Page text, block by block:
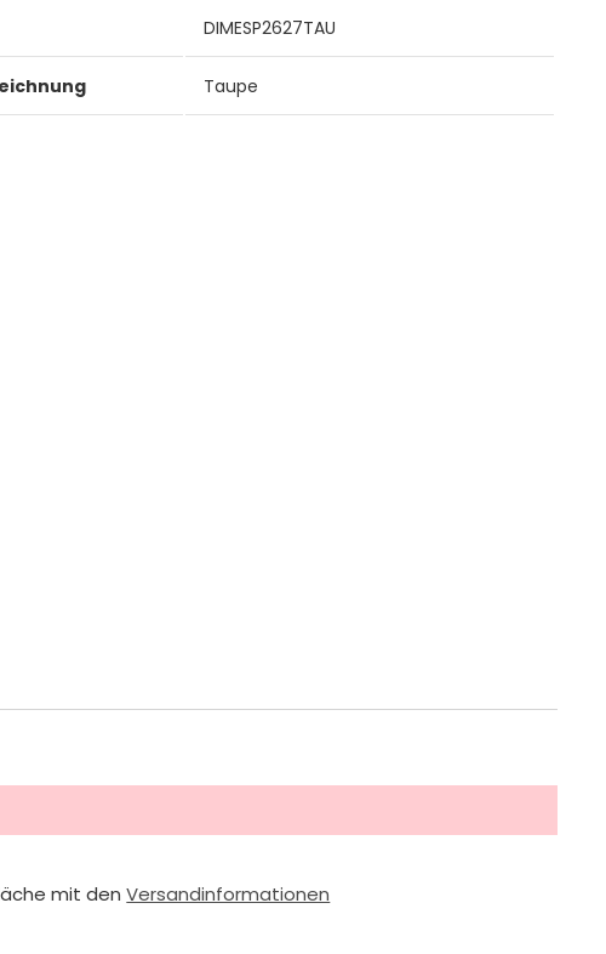
DIMESP2627TAU
Taupe
mit denVersandinformationen